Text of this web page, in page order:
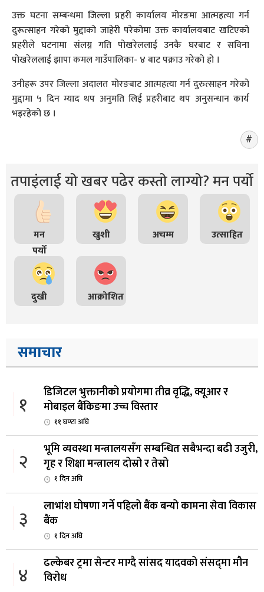
उक्त घटना सम्बन्धमा जिल्ला प्रहरी कार्यालय मोरङमा आत्महत्या गर्न
दुरूत्साहन गरेको मुद्दाको जाहेरी परेकोमा उक्त कार्यालयबाट खटिएको
प्रहरीले घटनामा संलग्न गति पोखरेललाई उनकै घरबाट र सविना
पोखरेललाई झापा कमल गाउँपालिका- ४ बाट पक्राउ गरेको हो ।
उनीहरू उपर जिल्ला अदालत मोरङबाट आत्महत्या गर्न दुरुत्साहन गरेको
मुद्दामा ५ दिन म्याद थप अनुमति लिई प्रहरीबाट थप अनुसन्धान कार्य
भइरहेको छ ।
तपाइंलाई यो खबर पढेर कस्तो लाग्यो? मन पर्यो
मन
पर्यो
खुशी अचम्म उत्साहित
दुखी आक्रोशित
समाचार
१
डिजिटल भुक्तानीको प्रयोगमा तीव्र वृद्धि, क्यूआर र
मोबाइल बैंकिङमा उच्च विस्तार
११ घण्टा अघि
२
भूमि व्यवस्था मन्त्रालयसँग सम्बन्धित सबैभन्दा बढी उजुरी,
गृह र शिक्षा मन्त्रालय दोस्रो र तेस्रो
१ दिन अघि
३
लाभांश घोषणा गर्ने पहिलो बैंक बन्यो कामना सेवा विकास
बैंक
१ दिन अघि
४
ढल्केबर ट्रमा सेन्टर माग्दै सांसद यादवको संसद्‌मा मौन
विरोध